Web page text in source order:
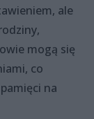
ale
mogą się
co
na